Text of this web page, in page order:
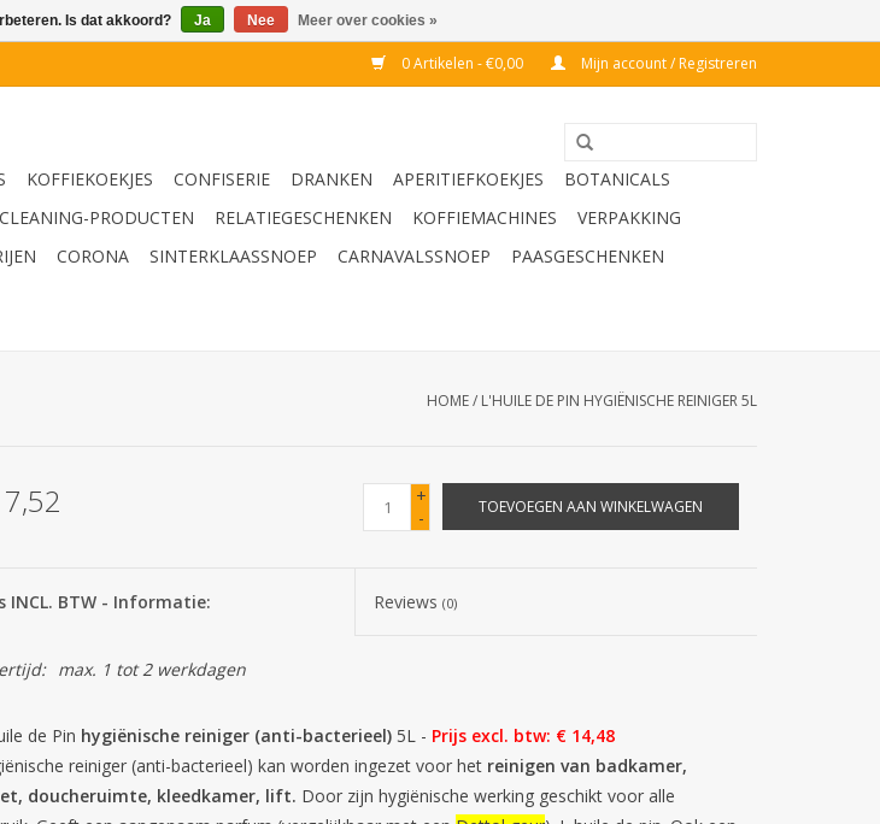
0 Artikelen - €0,00 Mijn account / Registreren
KOFFIEKOEKJES CONFISERIE DRANKEN APERITIEFKOEKJES
BOTANICALS
CLEANING-PRODUCTEN RELATIEGESCHENKEN KOFFIEMACHINES
VERPAKKING
CORONA SINTERKLAASSNOEP CARNAVALSSNOEP
PAASGESCHENKEN
HOME/ L'HUILE DE PIN HYGIËNISCHE REINIGER 5L
+
-
TOEVOEGEN AAN WINKELWAGEN
INCL. BTW - Informatie: Reviews(0)
max. 1 tot 2 werkdagen
de Pin hygiënische reiniger (anti-bacterieel)5L - Prijs excl. btw: € 14,48
reiniger (anti-bacterieel) kan worden ingezet voor het reinigen van badkamer,
doucheruimte, kleedkamer, lift. Door zijn hygiënische werking geschikt voor alle
Is dat akkoord? Ja Nee Meer over cookies »